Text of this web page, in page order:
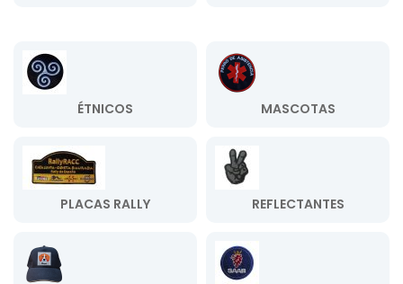
ÉTNICOS MASCOTAS
PLACAS RALLY REFLECTANTES